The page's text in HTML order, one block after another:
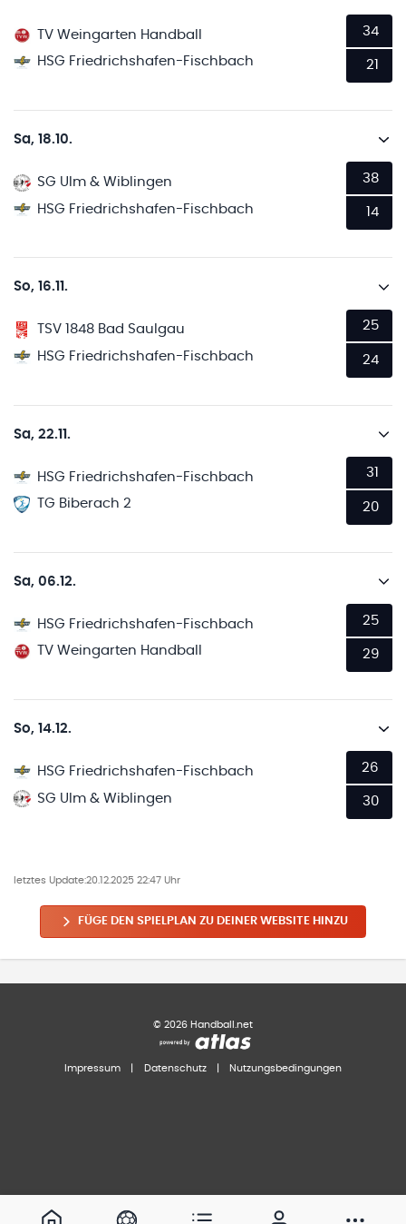
TV Weingarten Handball
HSG Friedrichshafen-Fischbach
34
21
Sa, 18.10.
SG Ulm & Wiblingen
HSG Friedrichshafen-Fischbach
38
14
So, 16.11.
TSV 1848 Bad Saulgau
HSG Friedrichshafen-Fischbach
25
24
Sa, 22.11.
HSG Friedrichshafen-Fischbach
TG Biberach 2
31
20
Sa, 06.12.
HSG Friedrichshafen-Fischbach
TV Weingarten Handball
25
29
So, 14.12.
HSG Friedrichshafen-Fischbach
SG Ulm & Wiblingen
26
30
letztes Update:20.12.2025 22:47 Uhr
FÜGE DEN SPIELPLAN ZU DEINER WEBSITE HINZU
© 2026 Handball.net
Impressum Datenschutz Nutzungsbedingungen